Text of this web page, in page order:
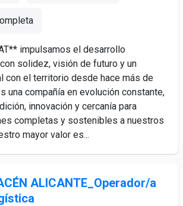
impulsamos el desarrollo
solidez, visión de futuro y un
con el territorio desde hace más de
una compañía en evolución constante,
innovación y cercanía para
completas y sostenibles a nuestros
mayor valor es...
ALICANTE_Operador/a